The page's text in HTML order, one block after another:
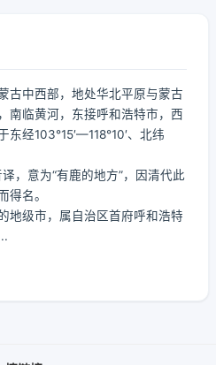
古中西部，地处华北平原与蒙古
南临黄河，东接呼和浩特市，西
经103°15′—118°10′、北纬
，意为“有鹿的地方”，因清代此
得名。
地级市，属自治区首府呼和浩特